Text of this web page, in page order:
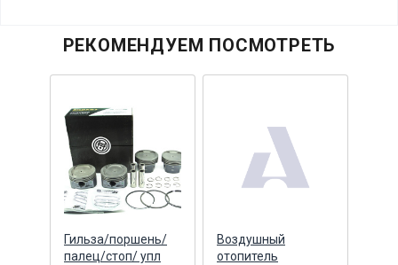
РЕКОМЕНДУЕМ ПОСМОТРЕТЬ
Гильза/поршень/
палец/стоп/ упл
Воздушный
отопитель